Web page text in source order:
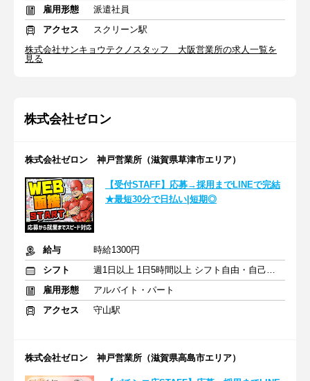
雇用形態
派遣社員
アクセス
スクリーン駅
株式会社サンキョウテクノスタッフ 大阪営業所の求人一覧を
見る
株式会社ゼロン
株式会社ゼロン 神戸営業所（滋賀県草津市エリア）
【受付STAFF】応募→採用までLINEで完結
★最短30分で日払い|短期◎
給与
時給1300円
シフト
週1日以上 1日5時間以上 シフト自由・自己申告
雇用形態
アルバイト・パート
アクセス
守山駅
株式会社ゼロン 神戸営業所（滋賀県高島市エリア）